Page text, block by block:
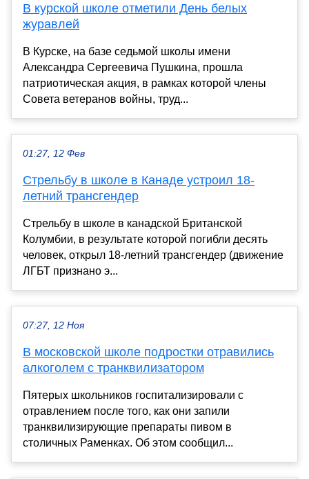
В курской школе отметили День белых
журавлей
В Курске, на базе седьмой школы имени
Александра Сергеевича Пушкина, прошла
патриотическая акция, в рамках которой члены
Совета ветеранов войны, труд...
01:27, 12 Фев
Стрельбу в школе в Канаде устроил 18-
летний трансгендер
Стрельбу в школе в канадской Британской
Колумбии, в результате которой погибли десять
человек, открыл 18-летний трансгендер (движение
ЛГБТ признано э...
07:27, 12 Ноя
В московской школе подростки отравились
алкоголем с транквилизатором
Пятерых школьников госпитализировали с
отравлением после того, как они запили
транквилизирующие препараты пивом в
столичных Раменках. Об этом сообщил...